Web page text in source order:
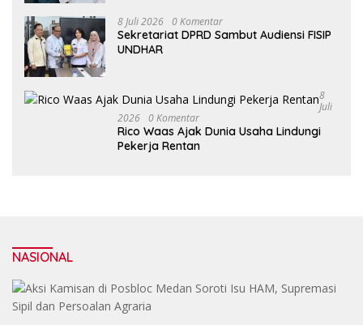
8 Juli 2026 0 Komentar
Sekretariat DPRD Sambut Audiensi FISIP
UNDHAR
8
Juli
2026 0 Komentar
Rico Waas Ajak Dunia Usaha Lindungi
Pekerja Rentan
NASIONAL